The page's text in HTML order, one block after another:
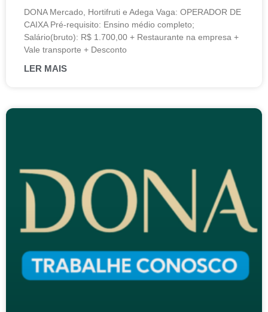
DONA Mercado, Hortifruti e Adega Vaga: OPERADOR DE
CAIXA Pré-requisito: Ensino médio completo;
Salário(bruto): R$ 1.700,00 + Restaurante na empresa +
Vale transporte + Desconto
LER MAIS